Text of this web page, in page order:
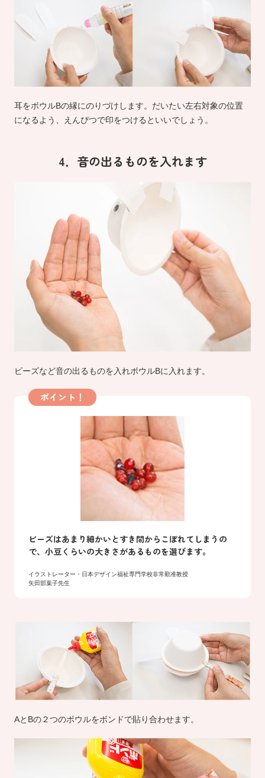
耳をボウルBの縁にのりづけします。だいたい左右対象の位置
になるよう、えんぴつで印をつけるといいでしょう。
4．音の出るものを入れます
ビーズなど音の出るものを入れボウルBに入れます。
ポイント！
ビーズはあまり細かいとすき間からこぼれてしまうの
で、小豆くらいの大きさがあるものを選びます。
イラストレーター・日本デザイン福祉専門学校非常勤准教授
矢田部葉子先生
AとBの２つのボウルをボンドで貼り合わせます。